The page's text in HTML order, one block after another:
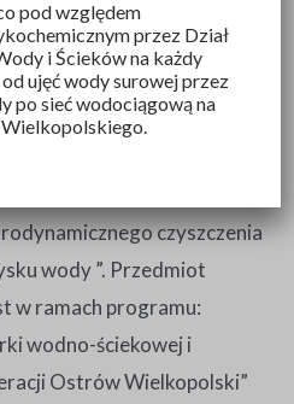
06.02.2019 r. i 07.02.2019
15.02.2019 r. i
postępowania
07.01.2019 „Dostawa
czyszczenia
wody ”. Przedmiot
w ramach programu:
wodno-ściekowej i
Ostrów Wielkopolski”
pod względem
przez Dział
i Ścieków na każdy
ujęć wody surowej przez
po sieć wodociągową na